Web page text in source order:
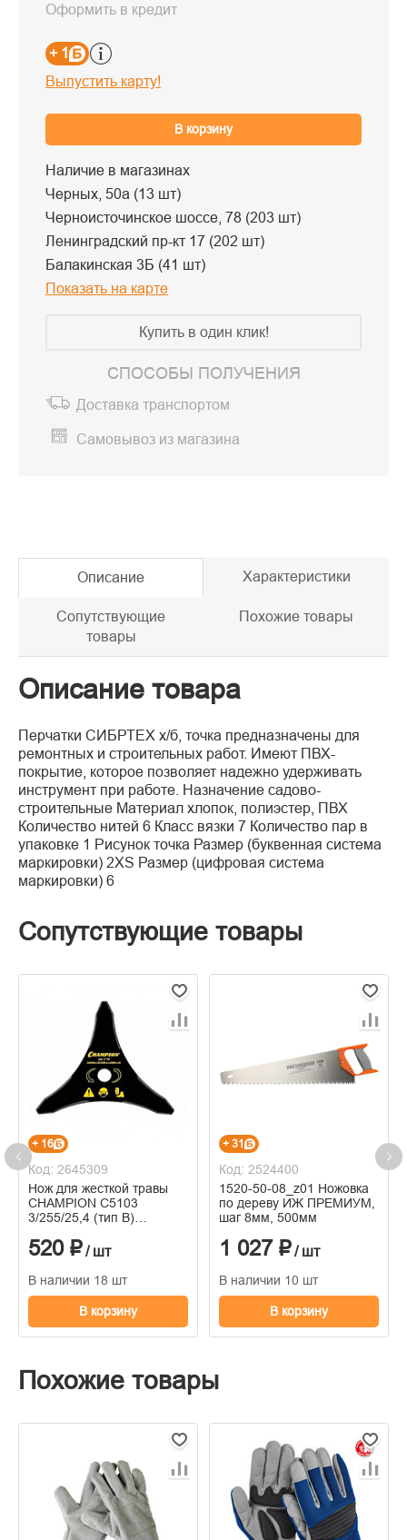
Оформить в кредит
+ 1
Выпустить карту!
В корзину
Наличие в магазинах
Черных, 50а (13 шт)
Черноисточинское шоссе, 78 (203 шт)
Ленинградский пр-кт 17 (202 шт)
Балакинская 3Б (41 шт)
Показать на карте
Купить в один клик!
СПОСОБЫ ПОЛУЧЕНИЯ
Доставка транспортом
Самовывоз из магазина
Описание Характеристики
Сопутствующие
товары
Похожие товары
Описание товара
Перчатки СИБРТЕХ х/б, точка предназначены для
ремонтных и строительных работ. Имеют ПВХ-
покрытие, которое позволяет надежно удерживать
инструмент при работе. Назначение садово-
строительные Материал хлопок, полиэстер, ПВХ
Количество нитей 6 Класс вязки 7 Количество пар в
упаковке 1 Рисунок точка Размер (буквенная система
маркировки) 2XS Размер (цифровая система
маркировки) 6
Сопутствующие товары
+ 16
Код: 2645309
Нож для жесткой травы
CHAMPION C5103
3/255/25,4 (тип В)
100,120,FR85,350,450)
520 ₽/ шт
В наличии 18 шт
В корзину
+ 31
Код: 2524400
1520-50-08_z01 Ножовка
по дереву ИЖ ПРЕМИУМ,
шаг 8мм, 500мм
1 027 ₽/ шт
В наличии 10 шт
В корзину
Похожие товары